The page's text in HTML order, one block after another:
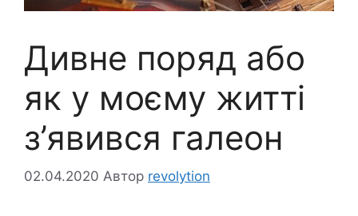
Дивне поряд або
як у моєму житті
з’явився галеон
02.04.2020 Автор revolytion